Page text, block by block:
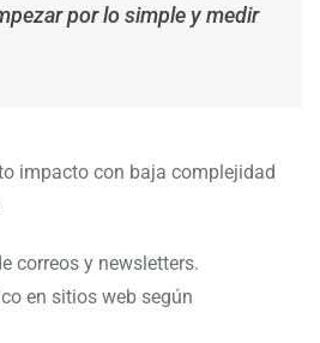
por lo simple y medir
impacto con baja complejidad
correos y newsletters.
en sitios web según